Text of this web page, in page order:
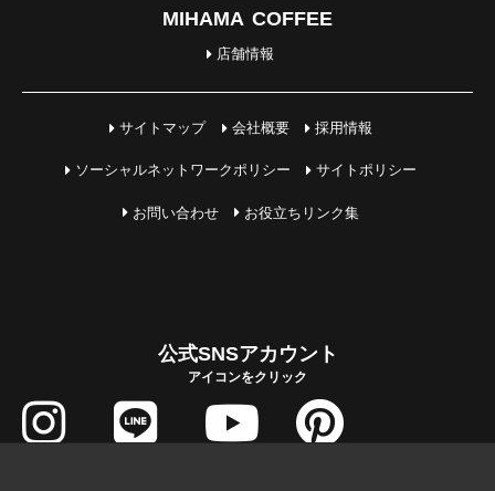
MIHAMA COFFEE
店舗情報
サイトマップ 会社概要 採用情報
ソーシャルネットワークポリシー サイトポリシー
お問い合わせ お役立ちリンク集
公式SNSアカウント
アイコンをクリック